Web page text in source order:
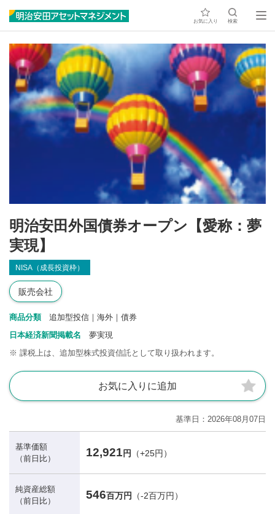
お気に入り 検索
明治安田外国債券オープン【愛称：夢
実現】
NISA（成長投資枠）
販売会社
商品分類
追加型投信｜海外｜債券
日本経済新聞掲載名
夢実現
※ 課税上は、追加型株式投資信託として取り扱われます。
お気に入りに追加
基準日 2026年08月07日
基準価額
（前日比）
12,921 円 （+25円）
純資産総額
（前日比）
546百万円 （-2百万円）